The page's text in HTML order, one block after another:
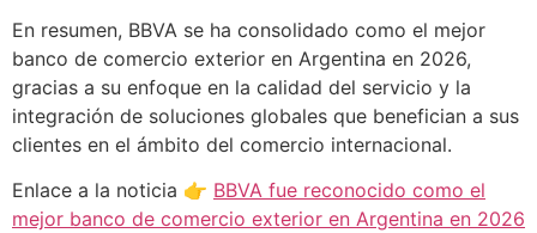
En resumen, BBVA se ha consolidado como el mejor
banco de comercio exterior en Argentina en 2026,
gracias a su enfoque en la calidad del servicio y la
integración de soluciones globales que benefician a sus
clientes en el ámbito del comercio internacional.
Enlace a la noticia 👉 BBVA fue reconocido como el
mejor banco de comercio exterior en Argentina en 2026